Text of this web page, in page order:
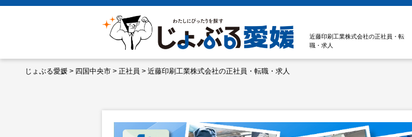
近藤印刷工業株式会社の正社員・転
職・求人
じょぶる愛媛 > 四国中央市 > 正社員 > 近藤印刷工業株式会社の正社員・転職・求人